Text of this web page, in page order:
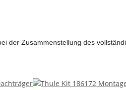
der Zusammenstellung des